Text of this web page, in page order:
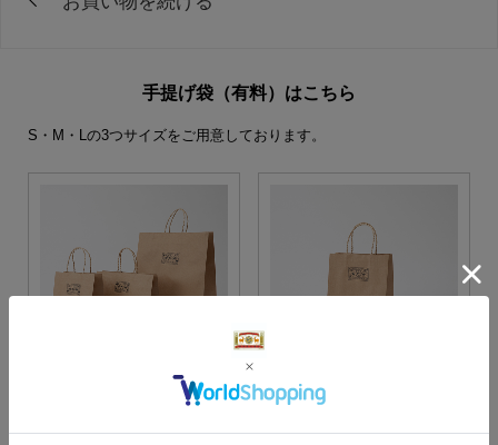
手提げ袋（有料）はこちら
S・M・Lの3つサイズをご用意しております。
S・M・Lサイズより当店に
Sサイズ